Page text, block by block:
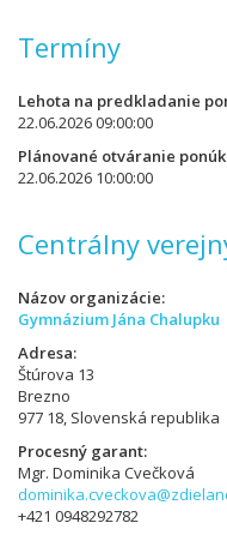
Termíny
Lehota na predkladanie
22.06.2026 09:00:00
Plánované otváranie ponúk
22.06.2026 10:00:00
Centrálny
Názov organizácie
Gymnázium Jána Chalupku
Adresa
Štúrova 13
Brezno
977 18, Slovenská republika
Procesný garant
Mgr. Dominika Cvečková
+421 0948292782